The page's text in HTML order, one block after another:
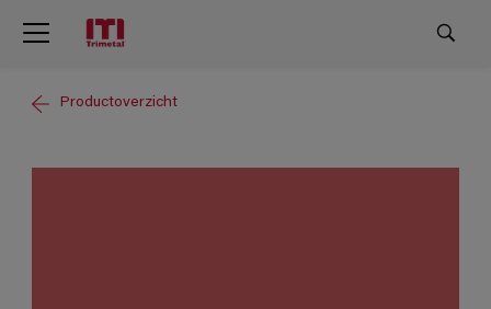
Productoverzicht